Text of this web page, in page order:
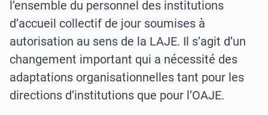
l’ensemble du personnel des institutions
d’accueil collectif de jour soumises à
autorisation au sens de la LAJE. Il s’agit d’un
changement important qui a nécessité des
adaptations organisationnelles tant pour les
directions d’institutions que pour l’OAJE.